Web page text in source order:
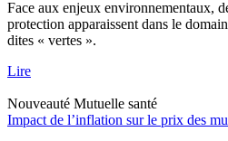
Face aux enjeux environnementaux,
protection apparaissent dans le
dites « vertes ».
Lire
Nouveauté Mutuelle santé
Impact de l’inflation sur le prix des